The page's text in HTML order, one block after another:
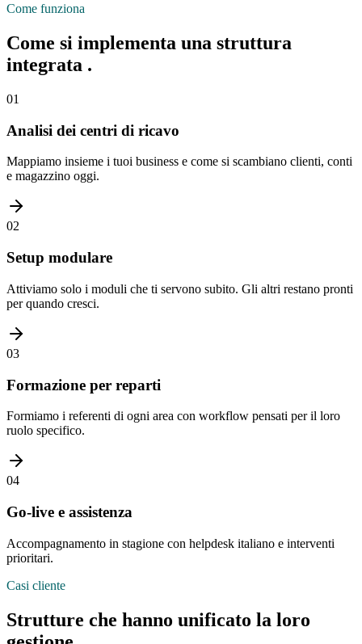
Come funziona
Come si implementa una struttura
integrata .
01
Analisi dei centri di ricavo
Mappiamo insieme i tuoi business e come si scambiano clienti, conti
e magazzino oggi.
02
Setup modulare
Attiviamo solo i moduli che ti servono subito. Gli altri restano pronti
per quando cresci.
03
Formazione per reparti
Formiamo i referenti di ogni area con workflow pensati per il loro
ruolo specifico.
04
Go-live e assistenza
Accompagnamento in stagione con helpdesk italiano e interventi
prioritari.
Casi cliente
Strutture che hanno unificato la loro